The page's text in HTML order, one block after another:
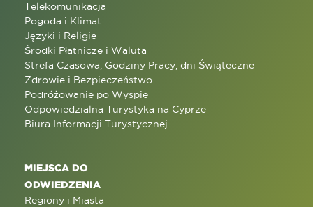
Telekomunikacja
Pogoda i Klimat
Języki i Religie
Środki Płatnicze i Waluta
Strefa Czasowa, Godziny Pracy, dni Świąteczne
Zdrowie i Bezpieczeństwo
Podróżowanie po Wyspie
Odpowiedzialna Turystyka na Cyprze
Biura Informacji Turystycznej
MIEJSCA DO
ODWIEDZENIA
Regiony i Miasta